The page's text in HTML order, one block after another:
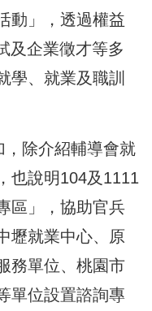
動」，透過權益
及企業徵才等多
學、就業及職訓
除介紹輔導會就
也說明104及1111
區」，協助官兵
壢就業中心、原
務單位、桃園市
單位設置諮詢專